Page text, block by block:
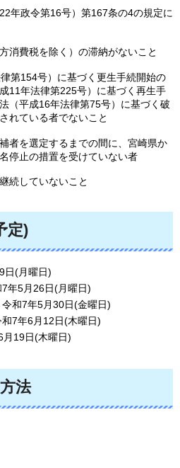
年政令第16号）第167条の4の規定に
消費税を除く）の滞納がないこと
第154号）に基づく更生手続開始の
11年法律第225号）に基づく再生手
（平成16年法律第75号）に基づく破
れている者でないこと
者を選定するまでの間に、宮崎県か
停止の措置を受けていない者
続していないこと
定)
日(月曜日)
年5月26日(月曜日)
和7年5月30日(金曜日)​​​​​​
7年6月12日(木曜日)
月19日(木曜日)
法